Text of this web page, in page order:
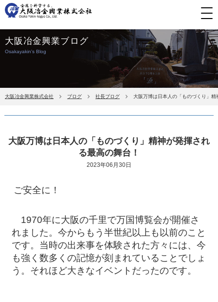
大阪冶金興業ブログ
Osakayakin's Blog
大阪冶金興業株式会社 ブログ 社長ブログ 大阪万博は日本人の「ものづくり」
大阪万博は日本人の「ものづくり」精神が発揮され
る最高の舞台！
2023年06月30日
ご安全に！
1970年に大阪の千里で万国博覧会が開催さ
れました。今からもう半世紀以上も以前のこと
です。当時の出来事を体験された方々には、今
も強く数多くの記憶が刻まれていることでしょ
う。それほど大きなイベントだったのです。